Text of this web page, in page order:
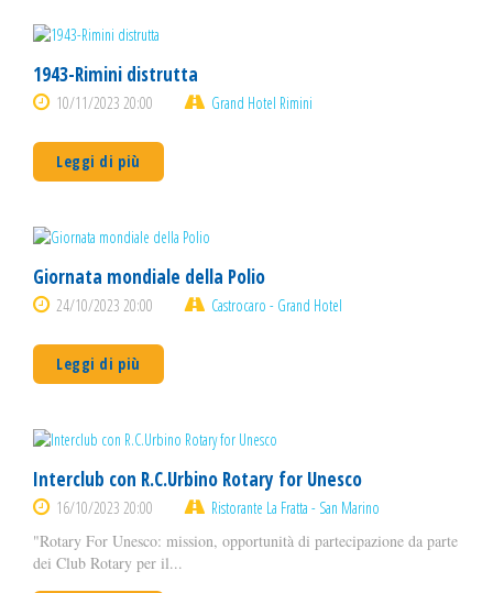
1943-Rimini distrutta
10/11/2023 20:00 Grand Hotel Rimini
Leggi di più
Giornata mondiale della Polio
24/10/2023 20:00 Castrocaro - Grand Hotel
Leggi di più
Interclub con R.C.Urbino Rotary for Unesco
16/10/2023 20:00
Ristorante La Fratta - San Marino
"Rotary For Unesco: mission, opportunità di partecipazione da parte
dei Club Rotary per il...